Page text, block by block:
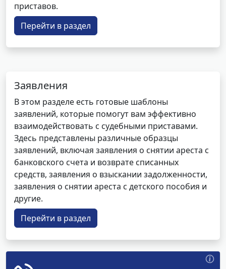
приставов.
Перейти в раздел
Заявления
В этом разделе есть готовые шаблоны
заявлений, которые помогут вам эффективно
взаимодействовать с судебными приставами.
Здесь представлены различные образцы
заявлений, включая заявления о снятии ареста с
банковского счета и возврате списанных
средств, заявления о взыскании задолженности,
заявления о снятии ареста с детского пособия и
другие.
Перейти в раздел